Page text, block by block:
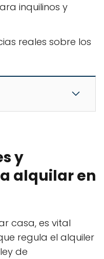
inquilinos y
reales sobre los
y
alquilar en
casa, es vital
regula el alquiler
de